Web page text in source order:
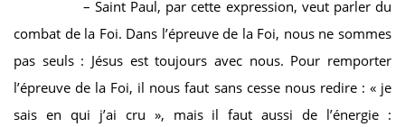
– Saint Paul, par cette expression, veut parler du
combat de la Foi. Dans l’épreuve de la Foi, nous ne sommes
pas seuls : Jésus est toujours avec nous. Pour remporter
l’épreuve de la Foi, il nous faut sans cesse nous redire : « je
sais en qui j’ai cru », mais il faut aussi de l’énergie :